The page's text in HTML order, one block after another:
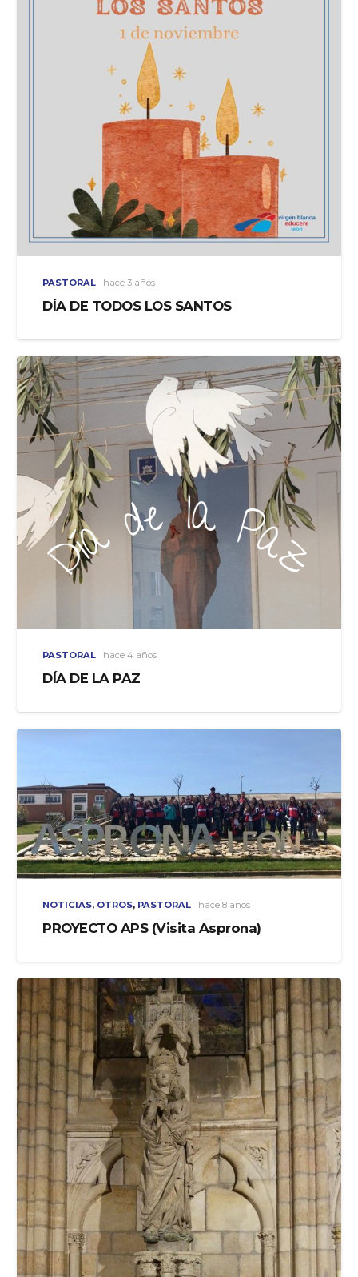
PASTORAL hace 3 años
DÍA DE TODOS LOS SANTOS
PASTORAL hace 4 años
DÍA DE LA PAZ
NOTICIAS, OTROS, PASTORAL hace 8 años
PROYECTO APS (Visita Asprona)